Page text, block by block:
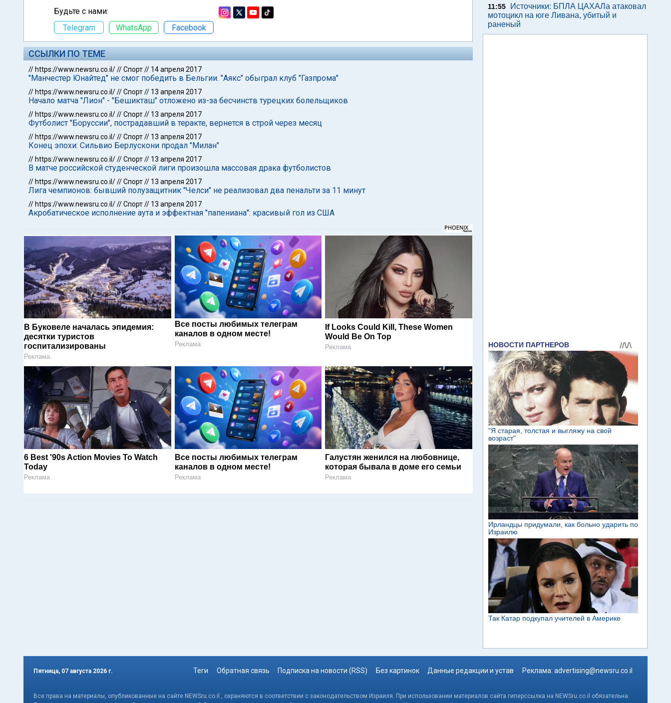
Будьте с нами:
Telegram
WhatsApp Facebook
ССЫЛКИ ПО ТЕМЕ
// https://www.newsru.co.il///Спорт// 14 апреля 2017
"Манчестер Юнайтед" не смог победить в Бельгии. "Аякс" обыграл клуб "Газпрома"
// https://www.newsru.co.il///Спорт// 13 апреля 2017
Начало матча "Лион" - "Бешикташ" отложено из-за бесчинств турецких болельщиков
// https://www.newsru.co.il///Спорт// 13 апреля 2017
Футболист "Боруссии", пострадавший в теракте, вернется в строй через месяц
// https://www.newsru.co.il///Спорт// 13 апреля 2017
Конец эпохи: Сильвио Берлускони продал "Милан"
// https://www.newsru.co.il///Спорт// 13 апреля 2017
В матче российской студенческой лиги произошла массовая драка футболистов
// https://www.newsru.co.il///Спорт// 13 апреля 2017
Лига чемпионов: бывший полузащитник "Челси" не реализовал два пенальти за 11 минут
// https://www.newsru.co.il///Спорт// 13 апреля 2017
Акробатическое исполнение аута и эффектная "папениана": красивый гол из США
В Буковеле началась эпидемия:
десятки туристов
госпитализированы
Реклама
Все посты любимых телеграм
каналов в одном месте!
Реклама
If Looks Could Kill, These Women
Would Be On Top
Реклама
6 Best '90s Action Movies To Watch
Today
Реклама
Все посты любимых телеграм
каналов в одном месте!
Реклама
Галустян женился на любовнице,
которая бывала в доме его семьи
Реклама
11:55
Источники: БПЛА ЦАХАЛа атаковал
мотоцикл на юге Ливана, убитый и
раненый
Пятница, 07 августа 2026 г. Теги Обратная связь Подписка на новости (RSS) Без картинок Данные редакции и устав Реклама: advertising@newsru.co.il
Все права на материалы, опубликованные на сайте NEWSru.co.il , охраняются в соответствии с законодательством Израиля. При использовании материалов сайта гиперссылка на NEWSru.co.il обязательна.